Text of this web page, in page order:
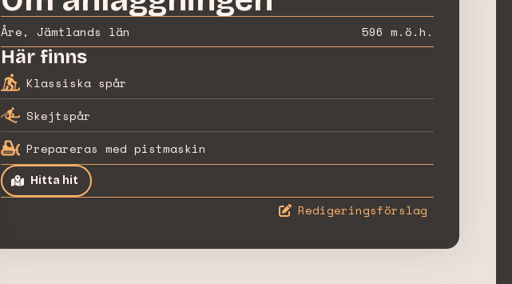
Åre, Jämtlands län 596 m.ö.h.
Här finns
Klassiska spår
Skejtspår
Prepareras med pistmaskin
Hitta hit
Redigeringsförslag